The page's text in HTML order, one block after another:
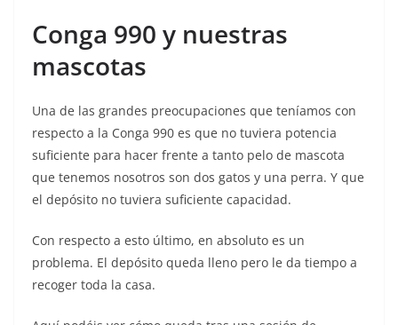
Conga 990 y nuestras
mascotas
Una de las grandes preocupaciones que teníamos con
respecto a la Conga 990 es que no tuviera potencia
suficiente para hacer frente a tanto pelo de mascota
que tenemos nosotros son dos gatos y una perra. Y que
el depósito no tuviera suficiente capacidad.
Con respecto a esto último, en absoluto es un
problema. El depósito queda lleno pero le da tiempo a
recoger toda la casa.